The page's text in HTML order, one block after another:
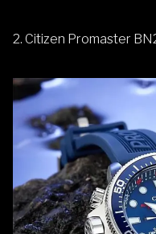
2. Citizen Promaster